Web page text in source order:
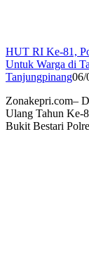
HUT RI Ke-81,
Untuk Warga di
Tanjungpinang06/
Zonakepri.com–
Ulang Tahun Ke-
Bukit Bestari